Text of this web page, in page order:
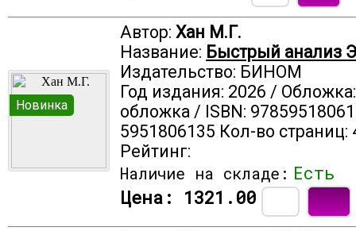
Новинка
Автор: Хан М.Г.
Название: Быстрый анализ
Издательство: БИНОМ
Год издания: 2026 /
обложка / ISBN:
5951806135 Кол-во страниц:
Рейтинг:
Наличие на складе: Есть
Цена: 1321.00